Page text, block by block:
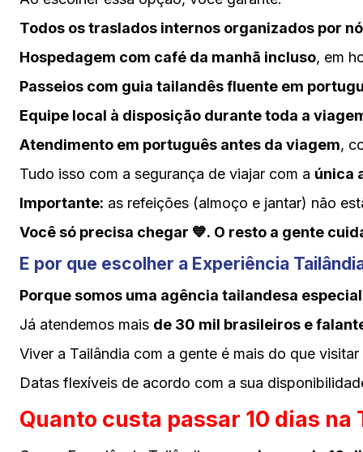
Todos os traslados internos organizados por
Hospedagem com café da manhã incluso, em
Passeios com guia tailandês fluente em
Equipe local à disposição durante toda a
Atendimento em português antes da viagem,
Tudo isso com a segurança de viajar com a única
Importante: as refeições (almoço e jantar) não
Você só precisa chegar 💙. O resto a gente
E por que escolher a Experiência
Porque somos uma agência tailandesa
Já atendemos mais de 30 mil brasileiros e
Viver a Tailândia com a gente é mais do que
Datas flexíveis de acordo com a sua
Quanto custa passar 10 dias